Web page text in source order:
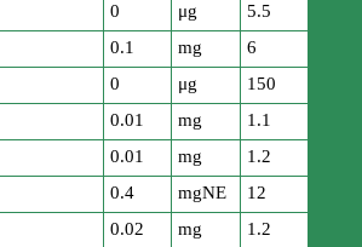
0 μg
5.5
0.1 mg
6
0 μg
150
0.01 mg
1.1
0.01 mg
1.2
0.4 mgNE
12
0.02 mg
1.2